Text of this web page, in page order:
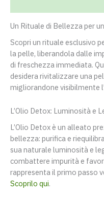
Un Rituale di Bellezza per
Scopri un rituale esclusivo
la pelle, liberandola dalle
di freschezza immediata.
desidera rivitalizzare una
migliorandone visibilmente
L’Olio Detox: Luminosità e
L’Olio Detox è un alleato
bellezza: purifica e
sua naturale luminosità e
combattere impurità e
rappresenta il primo passo
Scoprilo qui.